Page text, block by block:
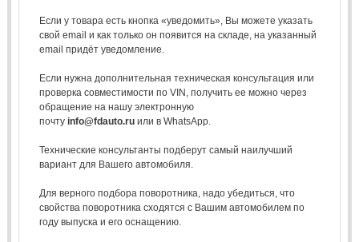
Если у товара есть кнопка «уведомить», Вы можете указать
свой email и как только он появится на складе, на указанный
email придёт уведомление.
Если нужна дополнительная техническая консультация или
проверка совместимости по VIN, получить ее можно через
обращение на нашу электронную
почту info@fdauto.ruили в WhatsApp.
Технические консультанты подберут самый наилучший
вариант для Вашего автомобиля.
Для верного подбора поворотника, надо убедиться, что
свойства поворотника сходятся с Вашим автомобилем по
году выпуска и его оснащению.